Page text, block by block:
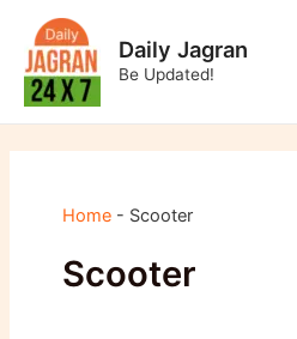
content
Daily Jagran
Be Updated!
Home- Scooter
Scooter